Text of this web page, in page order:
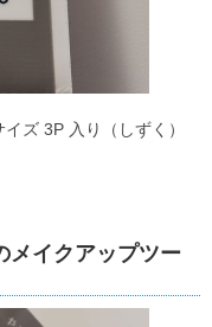
ズ 3P 入り（しずく）
メイクアップツー